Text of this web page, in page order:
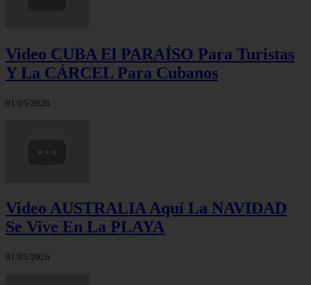
Video CUBA El PARAÍSO Para Turistas
Y La CÁRCEL Para Cubanos
01/05/2026
Video AUSTRALIA Aquí La NAVIDAD
Se Vive En La PLAYA
01/05/2026